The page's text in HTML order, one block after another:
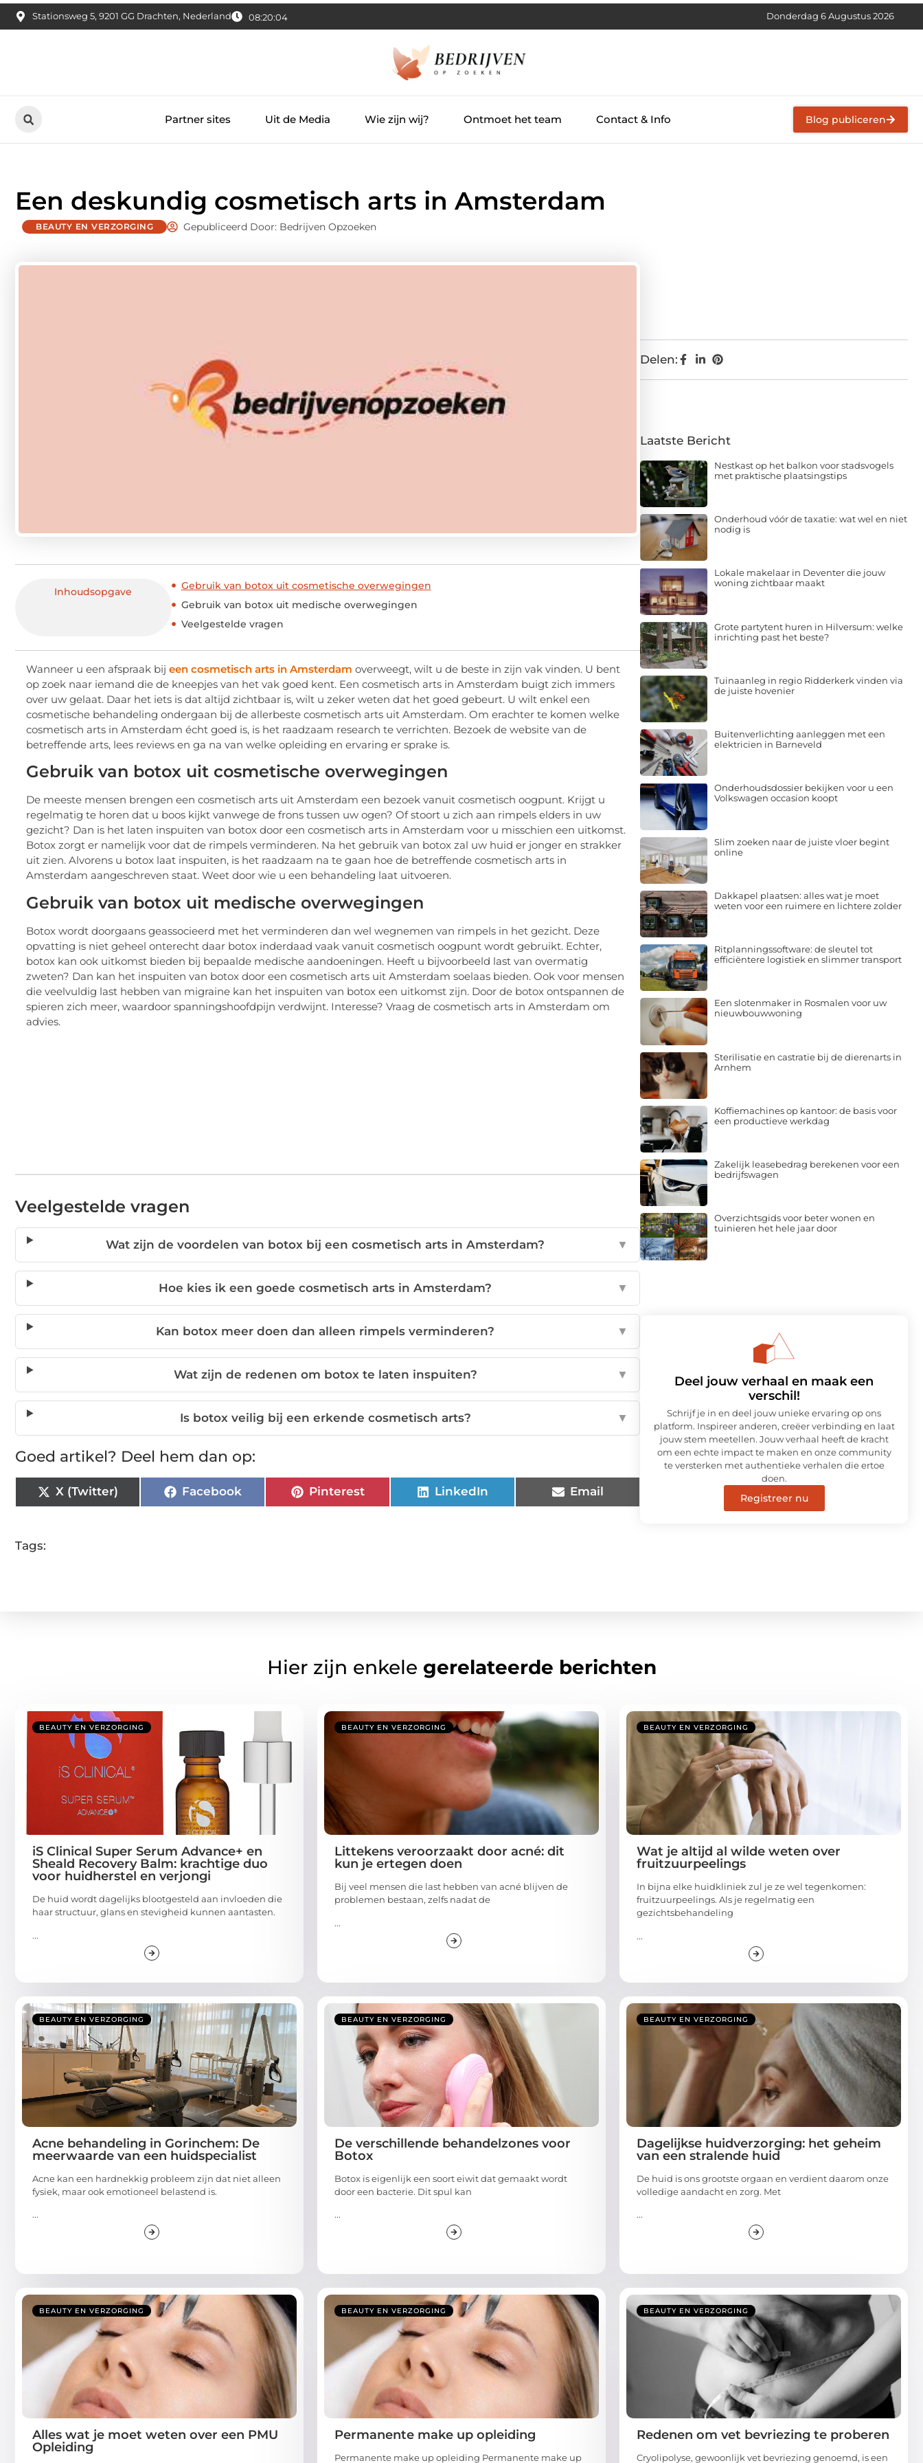
Stationsweg 5, 9201 GG Drachten, Nederland 08:20:05 Donderdag 6 Augustus 2026
Partner sites Uit de Media Wie zijn wij? Ontmoet het team Contact & Info Blog publiceren
Een deskundig cosmetisch arts in Amsterdam
BEAUTY EN VERZORGING Gepubliceerd Door: Bedrijven Opzoeken
Inhoudsopgave
Gebruik van botox uit cosmetische overwegingen
Gebruik van botox uit medische overwegingen
Veelgestelde vragen
Wanneer u een afspraak bij een cosmetisch arts in Amsterdam overweegt, wilt u de beste in zijn vak vinden. U bent
op zoek naar iemand die de kneepjes van het vak goed kent. Een cosmetisch arts in Amsterdam buigt zich immers
over uw gelaat. Daar het iets is dat altijd zichtbaar is, wilt u zeker weten dat het goed gebeurt. U wilt enkel een
cosmetische behandeling ondergaan bij de allerbeste cosmetisch arts uit Amsterdam. Om erachter te komen welke
cosmetisch arts in Amsterdam écht goed is, is het raadzaam research te verrichten. Bezoek de website van de
betreffende arts, lees reviews en ga na van welke opleiding en ervaring er sprake is.
Gebruik van botox uit cosmetische overwegingen
De meeste mensen brengen een cosmetisch arts uit Amsterdam een bezoek vanuit cosmetisch oogpunt. Krijgt u
regelmatig te horen dat u boos kijkt vanwege de frons tussen uw ogen? Of stoort u zich aan rimpels elders in uw
gezicht? Dan is het laten inspuiten van botox door een cosmetisch arts in Amsterdam voor u misschien een uitkomst.
Botox zorgt er namelijk voor dat de rimpels verminderen. Na het gebruik van botox zal uw huid er jonger en strakker
uit zien. Alvorens u botox laat inspuiten, is het raadzaam na te gaan hoe de betreffende cosmetisch arts in
Amsterdam aangeschreven staat. Weet door wie u een behandeling laat uitvoeren.
Gebruik van botox uit medische overwegingen
Botox wordt doorgaans geassocieerd met het verminderen dan wel wegnemen van rimpels in het gezicht. Deze
opvatting is niet geheel onterecht daar botox inderdaad vaak vanuit cosmetisch oogpunt wordt gebruikt. Echter,
botox kan ook uitkomst bieden bij bepaalde medische aandoeningen. Heeft u bijvoorbeeld last van overmatig
zweten? Dan kan het inspuiten van botox door een cosmetisch arts uit Amsterdam soelaas bieden. Ook voor mensen
die veelvuldig last hebben van migraine kan het inspuiten van botox een uitkomst zijn. Door de botox ontspannen de
spieren zich meer, waardoor spanningshoofdpijn verdwijnt. Interesse? Vraag de cosmetisch arts in Amsterdam om
advies.
Veelgestelde vragen
Wat zijn de voordelen van botox bij een cosmetisch arts in Amsterdam? ▼
Hoe kies ik een goede cosmetisch arts in Amsterdam? ▼
Kan botox meer doen dan alleen rimpels verminderen? ▼
Wat zijn de redenen om botox te laten inspuiten? ▼
Is botox veilig bij een erkende cosmetisch arts? ▼
Goed artikel? Deel hem dan op:
X (Twitter) Facebook Pinterest LinkedIn Email
Tags:
Delen:
Laatste Bericht
Nestkast op het balkon voor stadsvogels
met praktische plaatsingstips
Onderhoud vóór de taxatie: wat wel en niet
nodig is
Lokale makelaar in Deventer die jouw
woning zichtbaar maakt
Grote partytent huren in Hilversum: welke
inrichting past het beste?
Tuinaanleg in regio Ridderkerk vinden via
de juiste hovenier
Buitenverlichting aanleggen met een
elektricien in Barneveld
Onderhoudsdossier bekijken voor u een
Volkswagen occasion koopt
Slim zoeken naar de juiste vloer begint
online
Dakkapel plaatsen: alles wat je moet
weten voor een ruimere en lichtere zolder
Ritplanningssoftware: de sleutel tot
efficiëntere logistiek en slimmer transport
Een slotenmaker in Rosmalen voor uw
nieuwbouwwoning
Sterilisatie en castratie bij de dierenarts in
Arnhem
Koffiemachines op kantoor: de basis voor
een productieve werkdag
Zakelijk leasebedrag berekenen voor een
bedrijfswagen
Overzichtsgids voor beter wonen en
tuinieren het hele jaar door
Deel jouw verhaal en maak een
verschil!
Schrijf je in en deel jouw unieke ervaring op ons
platform. Inspireer anderen, creëer verbinding en laat
jouw stem meetellen. Jouw verhaal heeft de kracht
om een echte impact te maken en onze community
te versterken met authentieke verhalen die ertoe
doen.
Registreer nu
Hier zijn enkele gerelateerde berichten
BEAUTY EN VERZORGING
iS Clinical Super Serum Advance+ en
Sheald Recovery Balm: krachtige duo
voor huidherstel en verjongi
De huid wordt dagelijks blootgesteld aan invloeden die
haar structuur, glans en stevigheid kunnen aantasten.
BEAUTY EN VERZORGING
Littekens veroorzaakt door acné: dit
kun je ertegen doen
Bij veel mensen die last hebben van acné blijven de
problemen bestaan, zelfs nadat de
BEAUTY EN VERZORGING
Wat je altijd al wilde weten over
fruitzuurpeelings
In bijna elke huidkliniek zul je ze wel tegenkomen:
fruitzuurpeelings. Als je regelmatig een
gezichtsbehandeling
BEAUTY EN VERZORGING
Acne behandeling in Gorinchem: De
meerwaarde van een huidspecialist
Acne kan een hardnekkig probleem zijn dat niet alleen
fysiek, maar ook emotioneel belastend is.
BEAUTY EN VERZORGING
De verschillende behandelzones voor
Botox
Botox is eigenlijk een soort eiwit dat gemaakt wordt
door een bacterie. Dit spul kan
BEAUTY EN VERZORGING
Dagelijkse huidverzorging: het geheim
van een stralende huid
De huid is ons grootste orgaan en verdient daarom onze
volledige aandacht en zorg. Met
BEAUTY EN VERZORGING
Alles wat je moet weten over een PMU
Opleiding
BEAUTY EN VERZORGING
Permanente make up opleiding
Permanente make up opleiding Permanente make up
BEAUTY EN VERZORGING
Redenen om vet bevriezing te proberen
Cryolipolyse, gewoonlijk vet bevriezing genoemd, is een